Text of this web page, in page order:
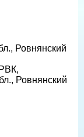
Ровнянский
Ровнянский